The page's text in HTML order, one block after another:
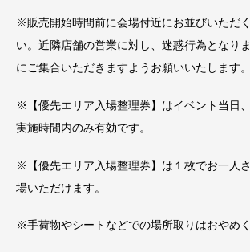
※販売開始時間前に会場付近にお並びいただ
い。近隣店舗の営業に対し、迷惑行為となり
にご集合いただきますようお願いいたします。
※【優先エリア入場整理券】はイベント当日
実施時間内のみ有効です。
※【優先エリア入場整理券】は１枚でお一人
場いただけます。
※手荷物やシートなどでの場所取りはおやめく